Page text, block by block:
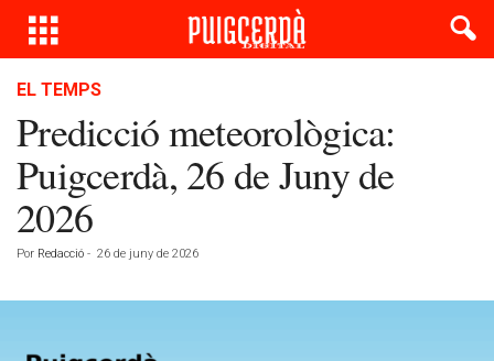
EL TEMPS
Predicció meteorològica:
Puigcerdà, 26 de Juny de
2026
Por Redacció - 26 de juny de 2026